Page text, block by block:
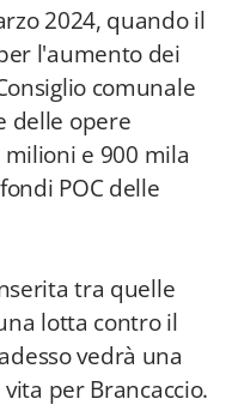
2024, quando il
l'aumento dei
comunale
delle opere
e 900 mila
POC delle
tra quelle
lotta contro il
vedrà una
per Brancaccio.